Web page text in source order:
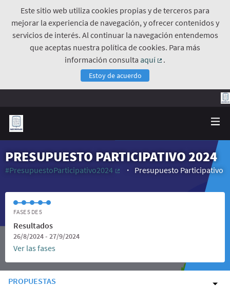
Este sitio web utiliza cookies propias y de terceros para
mejorar la experiencia de navegación, y ofrecer contenidos y
servicios de interés. Al continuar la navegación entendemos
que aceptas nuestra política de cookies. Para más
información consulta aquí
.
Estoy de acuerdo
PRESUPUESTO PARTICIPATIVO 2024
#PresupuestoParticipativo2024
Presupuesto Participativo
FASE 5 DE 5
Resultados
26/8/2024 - 27/9/2024
Ver las fases
PROPUESTAS